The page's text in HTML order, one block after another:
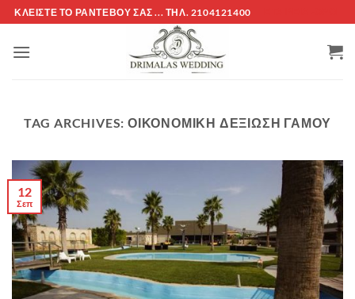
Μετάβαση
στο
περιεχόμενο
ΚΛΕΊΣΤΕ ΤΌ ΡΑΝΤΕΒΟΎ ΣΑΣ ... ΤΗΛ. 2104121400
TAG ARCHIVES: ΟΙΚΟΝΟΜΙΚΗ ΔΕΞΙΩΣΗ ΓΑΜΟΥ
12
Σεπ